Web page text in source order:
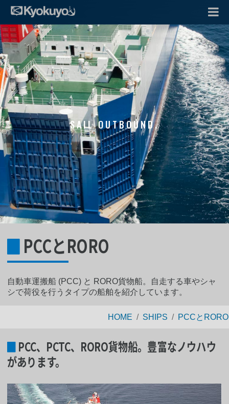
SAIL OUTBOUND.
PCCとRORO
自動車運搬船 (PCC) と RORO貨物船。自走する車やシャ
シで荷役を行うタイプの船舶を紹介しています。
HOME SHIPS PCCとRORO
PCC、PCTC、RORO貨物船。豊富なノウハウ
があります。